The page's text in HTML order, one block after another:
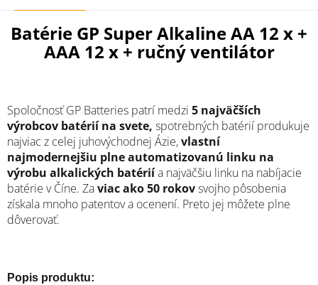
Batérie GP Super Alkaline AA 12 x +
AAA 12 x + ručný ventilátor
Spoločnosť GP Batteries patrí medzi 5 najväčších
výrobcov batérií na svete, spotrebných batérií produkuje
najviac z celej juhovýchodnej Ázie,vlastní
najmodernejšiu plne automatizovanú linku na
výrobu alkalických batériía najväčšiu linku na nabíjacie
batérie v Číne. Zaviac ako 50 rokovsvojho pôsobenia
získala mnoho patentov a ocenení. Preto jej môžete plne
dôverovať.
Popis produktu: